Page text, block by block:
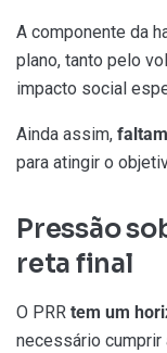
A componente da
plano, tanto pelo
impacto social
Ainda assim,
para atingir o
Pressão
reta final
O PRR tem um
necessário